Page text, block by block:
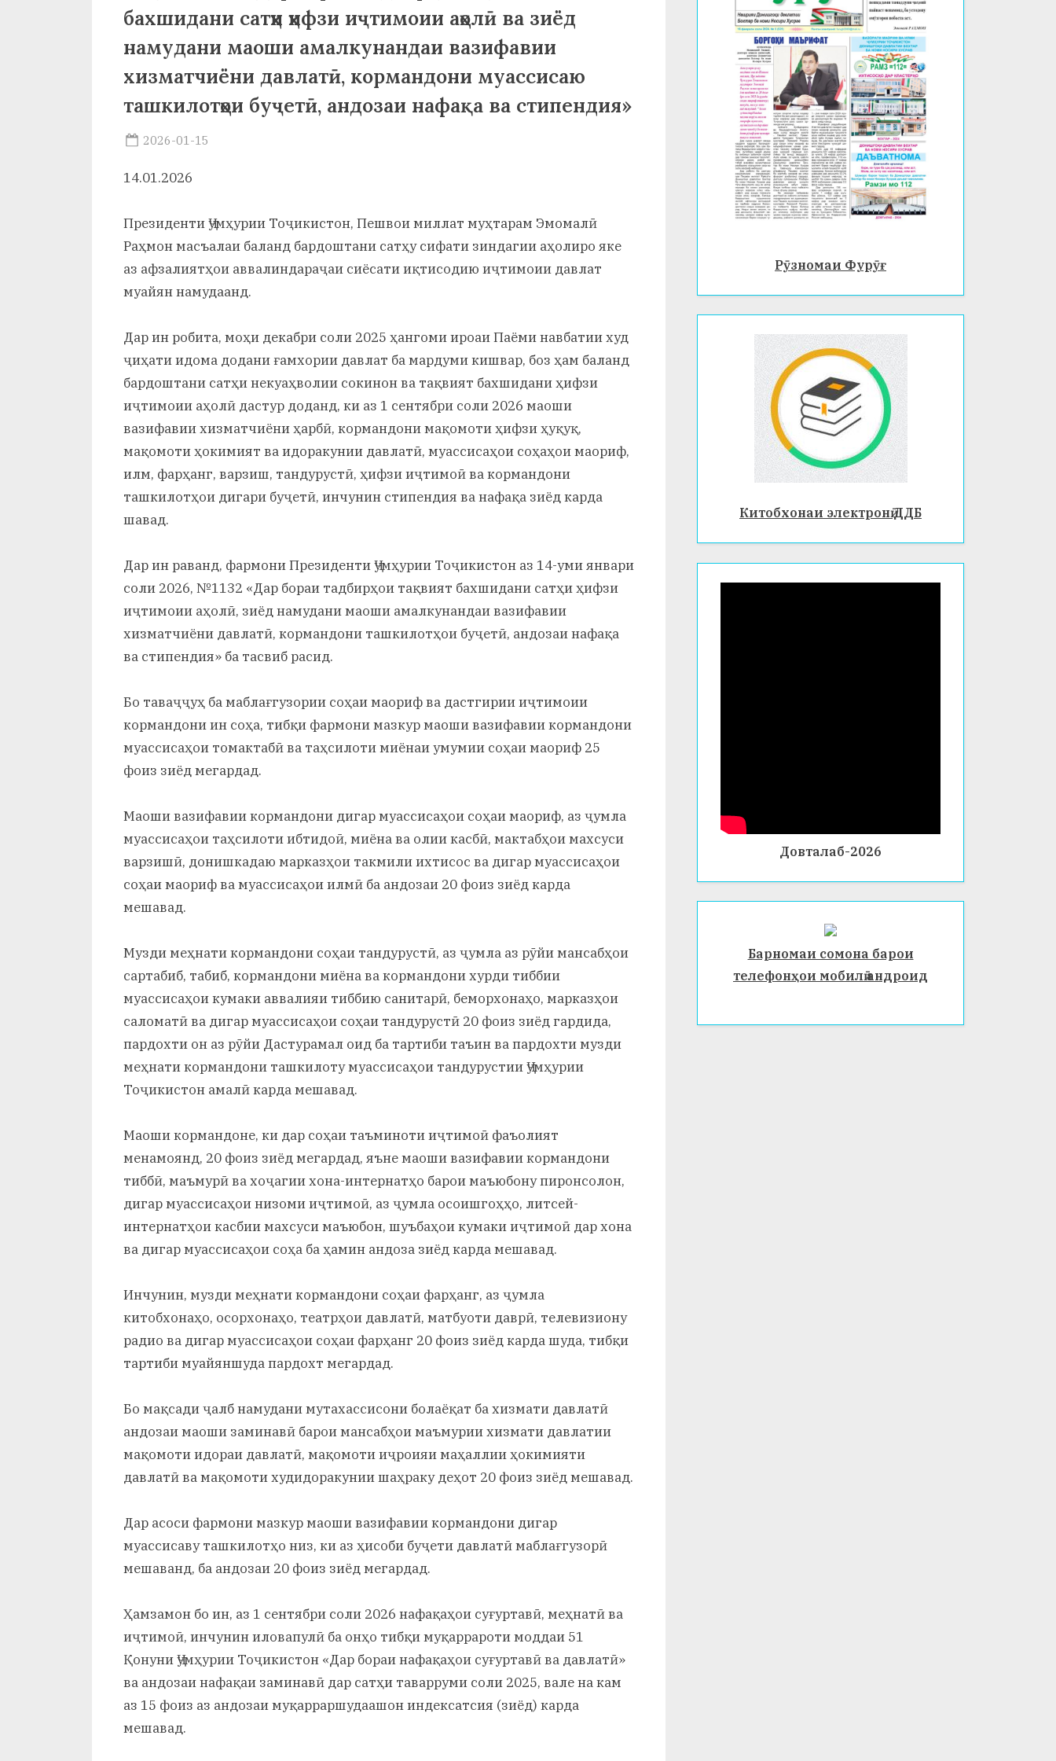
и
Х
у
с
бахшидани сатҳи ҳифзи иҷтимоии аҳолӣ ва зиёд
намудани маоши амалкунандаи вазифавии
хизматчиёни давлатӣ, кормандони муассисаю
ташкилотҳои буҷетӣ, андозаи нафақа ва стипендия»
Posted
2026-01-15
14.01.2026
Президенти Ҷумҳурии Тоҷикистон, Пешвои миллат муҳтарам Эмомалӣ
Раҳмон масъалаи баланд бардоштани сатҳу сифати зиндагии аҳолиро яке
аз афзалиятҳои аввалиндараҷаи сиёсати иқтисодию иҷтимоии давлат
муайян намудаанд.
Дар ин робита, моҳи декабри соли 2025 ҳангоми ироаи Паёми навбатии худ
ҷиҳати идома додани ғамхории давлат ба мардуми кишвар, боз ҳам баланд
бардоштани сатҳи некуаҳволии сокинон ва тақвият бахшидани ҳифзи
иҷтимоии аҳолӣ дастур доданд, ки аз 1 сентябри соли 2026 маоши
вазифавии хизматчиёни ҳарбӣ, кормандони мақомоти ҳифзи ҳуқуқ,
мақомоти ҳокимият ва идоракунии давлатӣ, муассисаҳои соҳаҳои маориф,
илм, фарҳанг, варзиш, тандурустӣ, ҳифзи иҷтимоӣ ва кормандони
ташкилотҳои дигари буҷетӣ, инчунин стипендия ва нафақа зиёд карда
шавад.
Дар ин раванд, фармони Президенти Ҷумҳурии Тоҷикистон аз 14-уми январи
соли 2026, №1132 «Дар бораи тадбирҳои тақвият бахшидани сатҳи ҳифзи
иҷтимоии аҳолӣ, зиёд намудани маоши амалкунандаи вазифавии
хизматчиёни давлатӣ, кормандони ташкилотҳои буҷетӣ, андозаи нафақа
ва стипендия» ба тасвиб расид.
Бо таваҷҷуҳ ба маблағгузории соҳаи маориф ва дастгирии иҷтимоии
кормандони ин соҳа, тибқи фармони мазкур маоши вазифавии кормандони
муассисаҳои томактабӣ ва таҳсилоти миёнаи умумии соҳаи маориф 25
фоиз зиёд мегардад.
Маоши вазифавии кормандони дигар муассисаҳои соҳаи маориф, аз ҷумла
муассисаҳои таҳсилоти ибтидоӣ, миёна ва олии касбӣ, мактабҳои махсуси
варзишӣ, донишкадаю марказҳои такмили ихтисос ва дигар муассисаҳои
соҳаи маориф ва муассисаҳои илмӣ ба андозаи 20 фоиз зиёд карда
мешавад.
Музди меҳнати кормандони соҳаи тандурустӣ, аз ҷумла аз рӯйи мансабҳои
сартабиб, табиб, кормандони миёна ва кормандони хурди тиббии
муассисаҳои кумаки аввалияи тиббию санитарӣ, беморхонаҳо, марказҳои
саломатӣ ва дигар муассисаҳои соҳаи тандурустӣ 20 фоиз зиёд гардида,
пардохти он аз рӯйи Дастурамал оид ба тартиби таъин ва пардохти музди
меҳнати кормандони ташкилоту муассисаҳои тандурустии Ҷумҳурии
Тоҷикистон амалӣ карда мешавад.
Маоши кормандоне, ки дар соҳаи таъминоти иҷтимоӣ фаъолият
менамоянд, 20 фоиз зиёд мегардад, яъне маоши вазифавии кормандони
тиббӣ, маъмурӣ ва хоҷагии хона-интернатҳо барои маъюбону пиронсолон,
дигар муассисаҳои низоми иҷтимоӣ, аз ҷумла осоишгоҳҳо, литсей-
интернатҳои касбии махсуси маъюбон, шуъбаҳои кумаки иҷтимоӣ дар хона
ва дигар муассисаҳои соҳа ба ҳамин андоза зиёд карда мешавад.
Инчунин, музди меҳнати кормандони соҳаи фарҳанг, аз ҷумла
китобхонаҳо, осорхонаҳо, театрҳои давлатӣ, матбуоти даврӣ, телевизиону
радио ва дигар муассисаҳои соҳаи фарҳанг 20 фоиз зиёд карда шуда, тибқи
тартиби муайяншуда пардохт мегардад.
Бо мақсади ҷалб намудани мутахассисони болаёқат ба хизмати давлатӣ
андозаи маоши заминавӣ барои мансабҳои маъмурии хизмати давлатии
мақомоти идораи давлатӣ, мақомоти иҷроияи маҳаллии ҳокимияти
давлатӣ ва мақомоти худидоракунии шаҳраку деҳот 20 фоиз зиёд мешавад.
Дар асоси фармони мазкур маоши вазифавии кормандони дигар
муассисаву ташкилотҳо низ, ки аз ҳисоби буҷети давлатӣ маблағгузорӣ
мешаванд, ба андозаи 20 фоиз зиёд мегардад.
Ҳамзамон бо ин, аз 1 сентябри соли 2026 нафақаҳои суғуртавӣ, меҳнатӣ ва
иҷтимоӣ, инчунин иловапулӣ ба онҳо тибқи муқаррароти моддаи 51
Қонуни Ҷумҳурии Тоҷикистон «Дар бораи нафақаҳои суғуртавӣ ва давлатӣ»
ва андозаи нафақаи заминавӣ дар сатҳи таварруми соли 2025, вале на кам
аз 15 фоиз аз андозаи муқарраршудаашон индексатсия (зиёд) карда
мешавад.
Рӯзномаи Фурӯғ
Китобхонаи электронӣ ДДБ
Довталаб-2026
Барномаи сомона барои
телефонҳои мобилӣ андроид